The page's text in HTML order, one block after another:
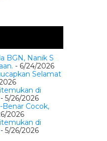
BGN, Nanik S
- 6/24/2026
Selamat
di
- 5/26/2026
Benar Cocok,
2026
di
- 5/26/2026